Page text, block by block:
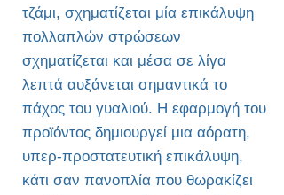
τζάμι, σχηματίζεται μία επικάλυψη
πολλαπλών στρώσεων
σχηματίζεται και μέσα σε λίγα
λεπτά αυξάνεται σημαντικά το
πάχος του γυαλιού. Η εφαρμογή του
προϊόντος δημιουργεί μια αόρατη,
υπερ-προστατευτική επικάλυψη,
κάτι σαν πανοπλία που θωρακίζει